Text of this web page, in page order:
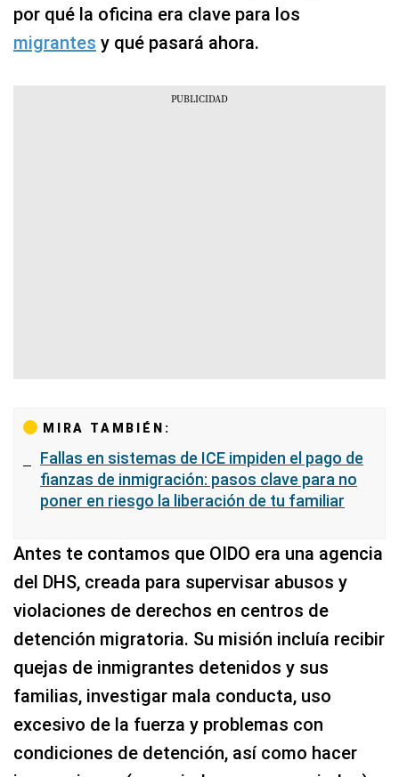
por qué la oficina era clave para los
migrantes y qué pasará ahora.
MIRA TAMBIÉN:
Fallas en sistemas de ICE impiden el pago de
fianzas de inmigración: pasos clave para no
poner en riesgo la liberación de tu familiar
Antes te contamos que OIDO era una agencia
del DHS, creada para supervisar abusos y
violaciones de derechos en centros de
detención migratoria. Su misión incluía recibir
quejas de inmigrantes detenidos y sus
familias, investigar mala conducta, uso
excesivo de la fuerza y problemas con
condiciones de detención, así como hacer